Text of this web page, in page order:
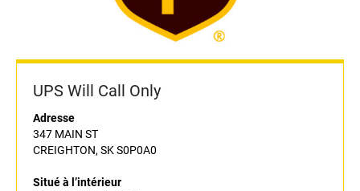
UPS Will Call Only
Adresse
347 MAIN ST
CREIGHTON, SK S0P0A0
Situé à l’intérieur